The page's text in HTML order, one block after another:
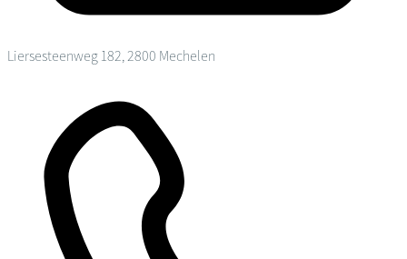
Liersesteenweg 182, 2800 Mechelen